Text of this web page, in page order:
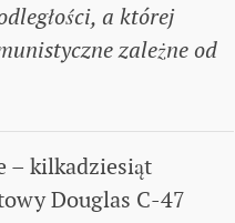
a której
zależne od
– kilkadziesiąt
Douglas C-47